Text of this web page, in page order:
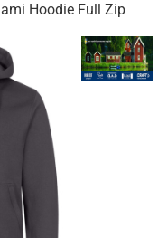
Hoodie Full Zip